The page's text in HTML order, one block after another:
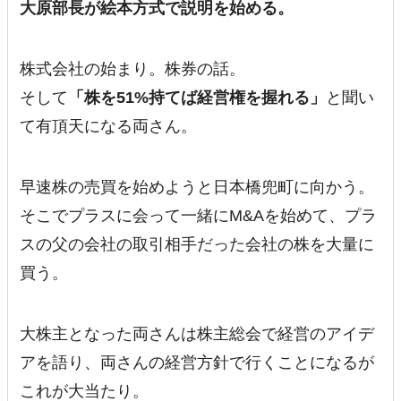
大原部長が絵本方式で説明を始める。
株式会社の始まり。株券の話。
そして 「株を51%持てば経営権を握れる」
と聞い
て有頂天になる両さん。
早速株の売買を始めようと日本橋兜町に向かう。
そこでプラスに会って一緒にM&Aを始めて、プラ
スの父の会社の取引相手だった会社の株を大量に
買う。
大株主となった両さんは株主総会で経営のアイデ
アを語り、両さんの経営方針で行くことになるが
これが大当たり。